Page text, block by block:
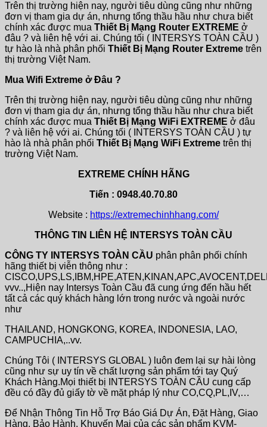
Trên thị trường hiện nay, người tiêu dùng cũng như những
đơn vị tham gia dự án, nhưng tổng thầu hầu như chưa biết
chính xác được mua Thiết Bị Mạng Router EXTREME ở
đâu ? và liên hệ với ai. Chúng tối ( INTERSYS TOÀN CẦU )
tự hào là nhà phân phối Thiết Bị Mạng Router Extreme trên
thị trường Việt Nam.
Mua Wifi Extreme ở Đâu ?
Trên thị trường hiện nay, người tiêu dùng cũng như những
đơn vị tham gia dự án, nhưng tổng thầu hầu như chưa biết
chính xác được mua Thiết Bị Mạng WiFi EXTREME ở đâu
? và liên hệ với ai. Chúng tối ( INTERSYS TOÀN CẦU ) tự
hào là nhà phân phối Thiết Bị Mạng WiFi Extreme trên thị
trường Việt Nam.
EXTREME CHÍNH HÃNG
Tiến : 0948.40.70.80
Website : https://extremechinhhang.com/
THÔNG TIN LIÊN HỆ INTERSYS TOÀN CẦU
CÔNG TY INTERSYS TOÀN CẦU phân phân phối chính
hãng thiết bị viễn thông như :
vvv..,Hiện nay Intersys Toàn Cầu đã cung ứng đến hầu hết
tất cả các quý khách hàng lớn trong nước và ngoài nước
như
THAILAND, HONGKONG, KOREA, INDONESIA, LAO,
CAMPUCHIA,..vv.
Chúng Tôi ( INTERSYS GLOBAL ) luôn đem lại sự hài lòng
cũng như sự uy tín về chất lượng sản phẩm tới tay Quý
Khách Hàng.Mọi thiết bị INTERSYS TOÀN CẦU cung cấp
đều có đầy đủ giấy tờ về mặt pháp lý như CO,CQ,PL,IV,…
Để Nhận Thông Tin Hỗ Trợ Báo Giá Dự Án, Đặt Hàng, Giao
Hàng, Bảo Hành, Khuyến Mại của các sản phẩm KVM-